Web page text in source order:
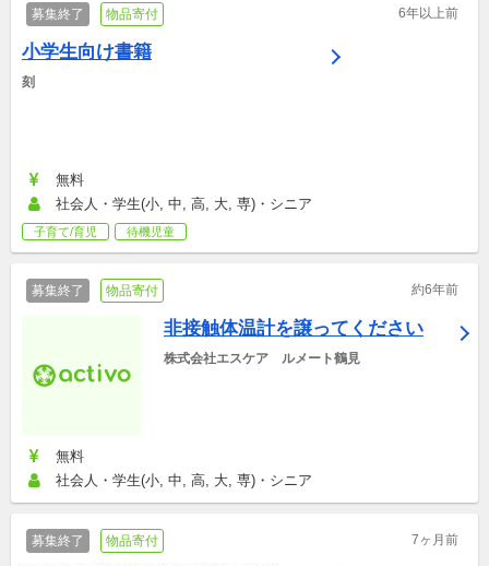
募集終了 物品寄付 6年以上前
小学生向け書籍
刻
無料
社会人・学生(小, 中, 高, 大, 専)・シニア
子育て/育児 待機児童
募集終了 物品寄付 約6年前
非接触体温計を譲ってください
株式会社エスケア　ルメート鶴見
無料
社会人・学生(小, 中, 高, 大, 専)・シニア
募集終了 物品寄付 7ヶ月前